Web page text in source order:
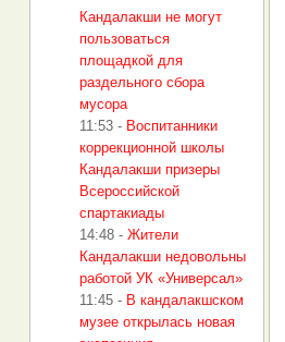
Кандалакши не могут
пользоваться
площадкой для
раздельного сбора
мусора
11:53 - Воспитанники
коррекционной школы
Кандалакши призеры
Всероссийской
спартакиады
14:48 - Жители
Кандалакши недовольны
работой УК «Универсал»
11:45 - В кандалакшском
музее открылась новая